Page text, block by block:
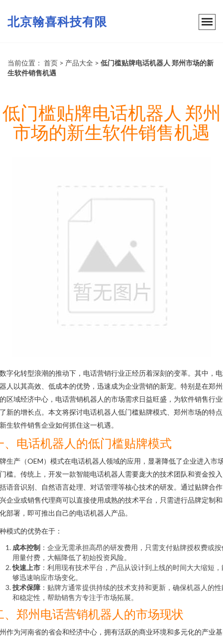
北京翰喜科技有限
当前位置： 首页 > 产品大全 > 低门槛贴牌电话机器人 郑州市场的新
生软件销售机遇
低门槛贴牌电话机器人 郑州
市场的新生软件销售机遇
字化转型浪潮的推动下，电话营销行业正经历着深刻的变革。其中，
人以其高效、低成本的优势，迅速成为企业营销的新宠。特别是在郑
区域经济中心，电话营销机器人的市场需求日益旺盛，为软件销售行
新的增长点。本文将探讨电话机器人低门槛贴牌模式、郑州市场的特
生软件销售企业如何抓住这一机遇。
、电话机器人的低门槛贴牌模式
生产（OEM）模式在电话机器人领域的应用，显著降低了企业进入市
槛。传统上，开发一款智能电话机器人需要庞大的技术团队和资金投
语音识别、自然语言处理、对话管理等核心技术的研发。通过贴牌合
企业或销售代理商可以直接使用成熟的技术平台，只需进行品牌定制
部署，即可推出自己的电话机器人产品。
模式的优势在于：
成本控制 ：企业无需承担高昂的研发费用，只需支付贴牌授权费或按
用量付费，大幅降低了初始投资风险。
快速上市 ：利用现有技术平台，产品从设计到上线的时间大大缩短，
够迅速响应市场变化。
技术保障 ：贴牌方通常提供持续的技术支持和更新，确保机器人的性
和稳定性，帮助销售方专注于市场拓展。
、郑州电话营销机器人的市场现状
作为河南省的省会和经济中心，拥有活跃的商业环境和多元化的产业基